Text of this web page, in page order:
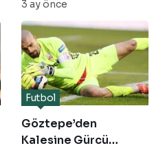
Kadar?
3 ay önce
Göztepe’den
Kalesine Gürcü
Futbol